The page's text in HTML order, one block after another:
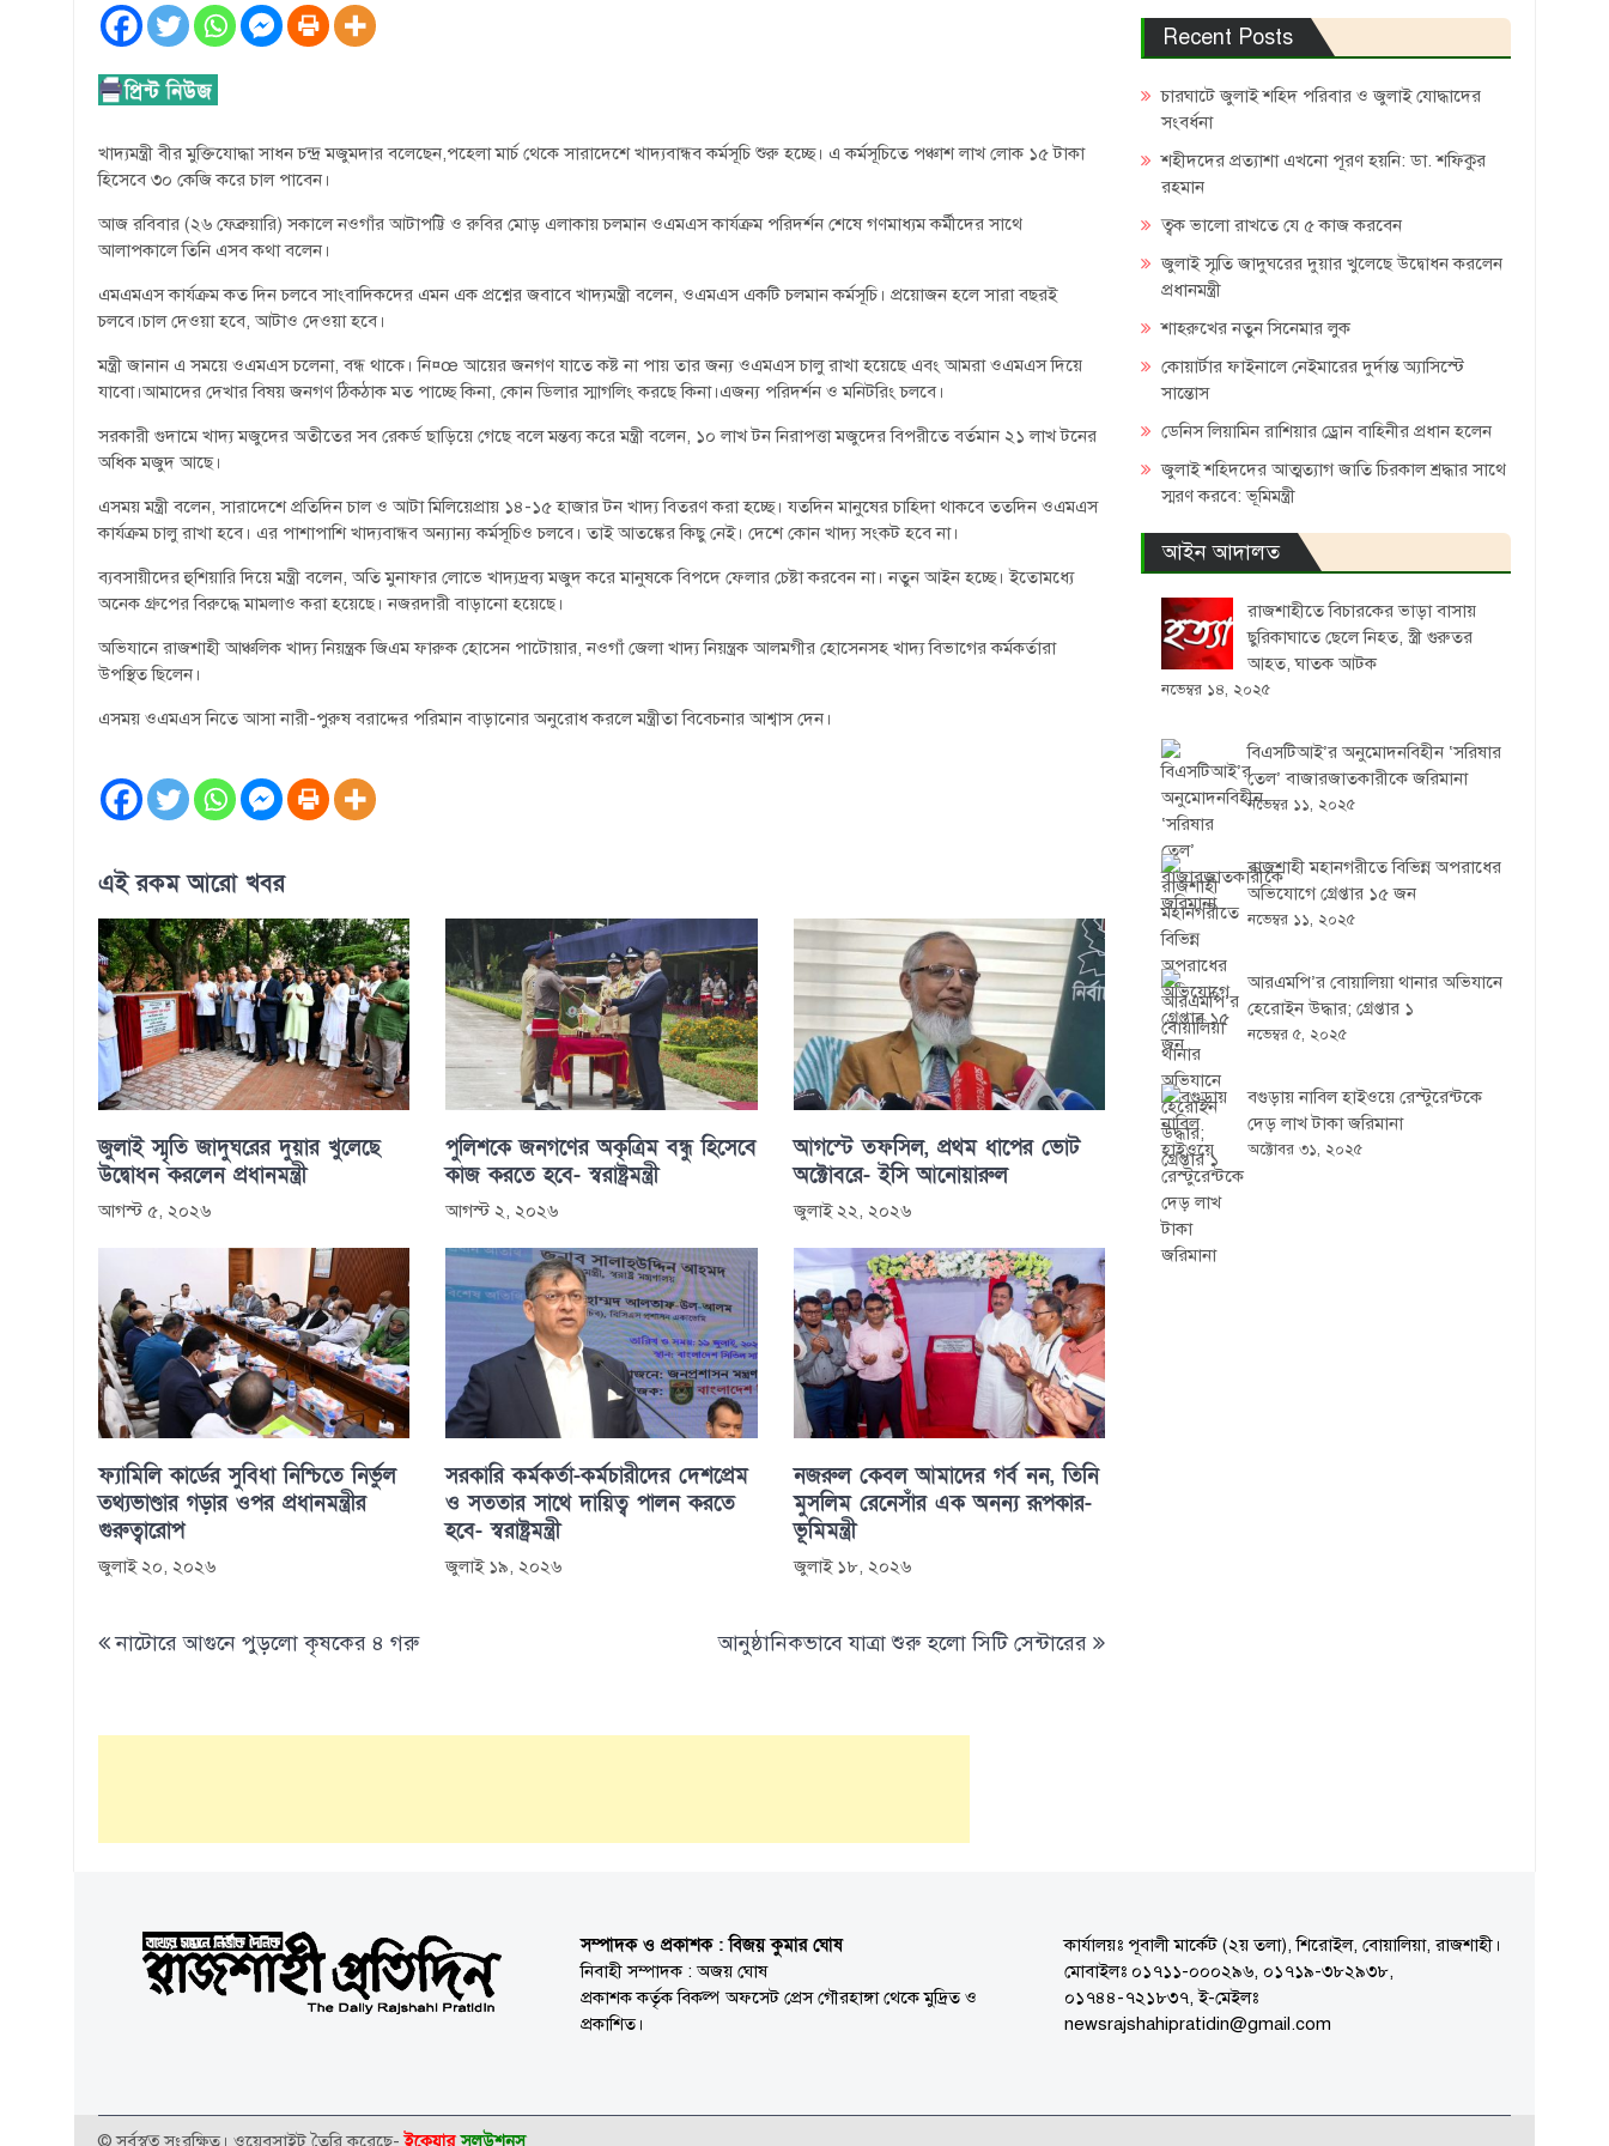
খাদ্যমন্ত্রী বীর মুক্তিযোদ্ধা সাধন চন্দ্র মজুমদার বলেছেন,পহেলা মার্চ থেকে সারাদেশে খাদ্যবান্ধব কর্মসূচি শুরু হচ্ছে। এ কর্মসূচিতে পঞ্চাশ লাখ লোক ১৫ টাকা
হিসেবে ৩০ কেজি করে চাল পাবেন।
আজ রবিবার (২৬ ফেব্রুয়ারি) সকালে নওগাঁর আটাপট্টি ও রুবির মোড় এলাকায় চলমান ওএমএস কার্যক্রম পরিদর্শন শেষে গণমাধ্যম কর্মীদের সাথে
আলাপকালে তিনি এসব কথা বলেন।
এমএমএস কার্যক্রম কত দিন চলবে সাংবাদিকদের এমন এক প্রশ্নের জবাবে খাদ্যমন্ত্রী বলেন, ওএমএস একটি চলমান কর্মসূচি। প্রয়োজন হলে সারা বছরই
চলবে।চাল দেওয়া হবে, আটাও দেওয়া হবে।
মন্ত্রী জানান এ সময়ে ওএমএস চলেনা, বন্ধ থাকে। নি¤œ আয়ের জনগণ যাতে কষ্ট না পায় তার জন্য ওএমএস চালু রাখা হয়েছে এবং আমরা ওএমএস দিয়ে
যাবো।আমাদের দেখার বিষয় জনগণ ঠিকঠাক মত পাচ্ছে কিনা, কোন ডিলার স্মাগলিং করছে কিনা।এজন্য পরিদর্শন ও মনিটরিং চলবে।
সরকারী গুদামে খাদ্য মজুদের অতীতের সব রেকর্ড ছাড়িয়ে গেছে বলে মন্তব্য করে মন্ত্রী বলেন, ১০ লাখ টন নিরাপত্তা মজুদের বিপরীতে বর্তমান ২১ লাখ টনের
অধিক মজুদ আছে।
এসময় মন্ত্রী বলেন, সারাদেশে প্রতিদিন চাল ও আটা মিলিয়েপ্রায় ১৪-১৫ হাজার টন খাদ্য বিতরণ করা হচ্ছে। যতদিন মানুষের চাহিদা থাকবে ততদিন ওএমএস
কার্যক্রম চালু রাখা হবে। এর পাশাপাশি খাদ্যবান্ধব অন্যান্য কর্মসূচিও চলবে। তাই আতঙ্কের কিছু নেই। দেশে কোন খাদ্য সংকট হবে না।
ব্যবসায়ীদের হুশিয়ারি দিয়ে মন্ত্রী বলেন, অতি মুনাফার লোভে খাদ্যদ্রব্য মজুদ করে মানুষকে বিপদে ফেলার চেষ্টা করবেন না। নতুন আইন হচ্ছে। ইতোমধ্যে
অনেক গ্রুপের বিরুদ্ধে মামলাও করা হয়েছে। নজরদারী বাড়ানো হয়েছে।
অভিযানে রাজশাহী আঞ্চলিক খাদ্য নিয়ন্ত্রক জিএম ফারুক হোসেন পাটোয়ার, নওগাঁ জেলা খাদ্য নিয়ন্ত্রক আলমগীর হোসেনসহ খাদ্য বিভাগের কর্মকর্তারা
উপস্থিত ছিলেন।
এসময় ওএমএস নিতে আসা নারী-পুরুষ বরাদ্দের পরিমান বাড়ানোর অনুরোধ করলে মন্ত্রীতা বিবেচনার আশ্বাস দেন।
এই রকম আরো খবর
জুলাই স্মৃতি জাদুঘরের দুয়ার খুলেছে
উদ্বোধন করলেন প্রধানমন্ত্রী
আগস্ট ৫, ২০২৬
পুলিশকে জনগণের অকৃত্রিম বন্ধু হিসেবে
কাজ করতে হবে- স্বরাষ্ট্রমন্ত্রী
আগস্ট ২, ২০২৬
আগস্টে তফসিল, প্রথম ধাপের ভোট
অক্টোবরে- ইসি আনোয়ারুল
জুলাই ২২, ২০২৬
ফ্যামিলি কার্ডের সুবিধা নিশ্চিতে নির্ভুল
তথ্যভাণ্ডার গড়ার ওপর প্রধানমন্ত্রীর
গুরুত্বারোপ
জুলাই ২০, ২০২৬
সরকারি কর্মকর্তা-কর্মচারীদের দেশপ্রেম
ও সততার সাথে দায়িত্ব পালন করতে
হবে- স্বরাষ্ট্রমন্ত্রী
জুলাই ১৯, ২০২৬
নজরুল কেবল আমাদের গর্ব নন, তিনি
মুসলিম রেনেসাঁর এক অনন্য রূপকার-
ভূমিমন্ত্রী
জুলাই ১৮, ২০২৬
Post
navigation
নাটোরে আগুনে পুড়লো কৃষকের ৪ গরু আনুষ্ঠানিকভাবে যাত্রা শুরু হলো সিটি সেন্টারের
Recent Posts
চারঘাটে জুলাই শহিদ পরিবার ও জুলাই যোদ্ধাদের
সংবর্ধনা
শহীদদের প্রত্যাশা এখনো পূরণ হয়নি: ডা. শফিকুর
রহমান
ত্বক ভালো রাখতে যে ৫ কাজ করবেন
জুলাই স্মৃতি জাদুঘরের দুয়ার খুলেছে উদ্বোধন করলেন
প্রধানমন্ত্রী
শাহরুখের নতুন সিনেমার লুক
কোয়ার্টার ফাইনালে নেইমারের দুর্দান্ত অ্যাসিস্টে
সান্তোস
ডেনিস লিয়ামিন রাশিয়ার ড্রোন বাহিনীর প্রধান হলেন
জুলাই শহিদদের আত্মত্যাগ জাতি চিরকাল শ্রদ্ধার সাথে
স্মরণ করবে: ভূমিমন্ত্রী
আইন আদালত
রাজশাহীতে বিচারকের ভাড়া বাসায়
ছুরিকাঘাতে ছেলে নিহত, স্ত্রী গুরুতর
আহত, ঘাতক আটক
নভেম্বর ১৪, ২০২৫
বিএসটিআই’র অনুমোদনবিহীন ‘সরিষার
তেল’ বাজারজাতকারীকে জরিমানা
নভেম্বর ১১, ২০২৫
রাজশাহী মহানগরীতে বিভিন্ন অপরাধের
অভিযোগে গ্রেপ্তার ১৫ জন
নভেম্বর ১১, ২০২৫
আরএমপি’র বোয়ালিয়া থানার অভিযানে
হেরোইন উদ্ধার; গ্রেপ্তার ১
নভেম্বর ৫, ২০২৫
বগুড়ায় নাবিল হাইওয়ে রেস্টুরেন্টকে
দেড় লাখ টাকা জরিমানা
অক্টোবর ৩১, ২০২৫
সম্পাদক ও প্রকাশক : বিজয় কুমার ঘোষ
নিবাহী সম্পাদক : অজয় ঘোষ
প্রকাশক কর্তৃক বিকল্প অফসেট প্রেস গৌরহাঙ্গা থেকে মুদ্রিত ও
প্রকাশিত।
কার্যালয়ঃ পূবালী মার্কেট (২য় তলা), শিরোইল, বোয়ালিয়া, রাজশাহী।
মোবাইলঃ ০১৭১১-০০০২৯৬, ০১৭১৯-৩৮২৯৩৮,
০১৭৪৪-৭২১৮৩৭, ই-মেইলঃ
newsrajshahipratidin@gmail.com
© সর্বস্বত্ব সংরক্ষিত। ওয়েবসাইট তৈরি করেছে-ইকেয়ার সলউশনস্